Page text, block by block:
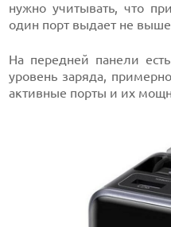
нужно учитывать, что
один порт выдает не выше
На передней панели
уровень заряда,
активные порты и их